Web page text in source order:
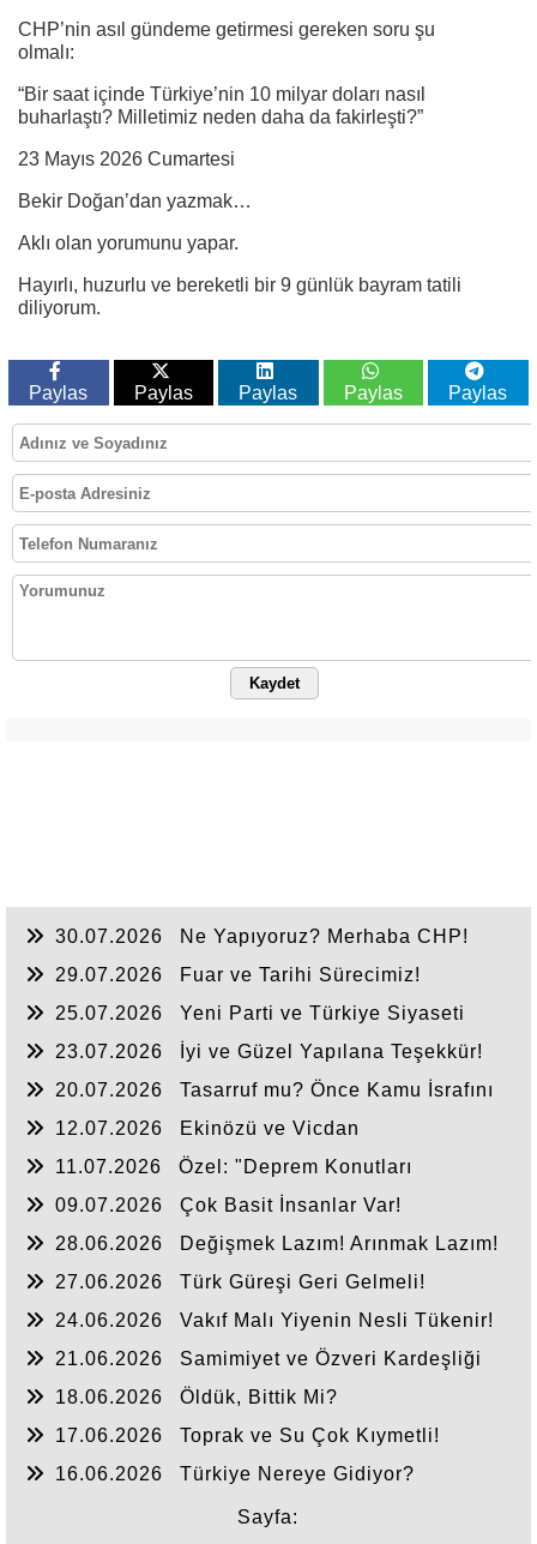
CHP’nin asıl gündeme getirmesi gereken soru şu
olmalı:
“Bir saat içinde Türkiye’nin 10 milyar doları nasıl
buharlaştı? Milletimiz neden daha da fakirleşti?”
23 Mayıs 2026 Cumartesi
Bekir Doğan’dan yazmak…
Aklı olan yorumunu yapar.
Hayırlı, huzurlu ve bereketli bir 9 günlük bayram tatili
diliyorum.
Paylas Paylas Paylas Paylas Paylas
Kaydet
30.07.2026
Ne Yapıyoruz? Merhaba CHP!
29.07.2026
Fuar ve Tarihi Sürecimiz!
25.07.2026
Yeni Parti ve Türkiye Siyaseti
23.07.2026
İyi ve Güzel Yapılana Teşekkür!
20.07.2026
Tasarruf mu? Önce Kamu İsrafını
12.07.2026
Ekinözü ve Vicdan
11.07.2026
Özel: "Deprem Konutları
09.07.2026
Çok Basit İnsanlar Var!
28.06.2026
Değişmek Lazım! Arınmak Lazım!
27.06.2026
Türk Güreşi Geri Gelmeli!
24.06.2026
Vakıf Malı Yiyenin Nesli Tükenir!
21.06.2026
Samimiyet ve Özveri Kardeşliği
18.06.2026
Öldük, Bittik Mi?
17.06.2026
Toprak ve Su Çok Kıymetli!
16.06.2026
Türkiye Nereye Gidiyor?
Sayfa: